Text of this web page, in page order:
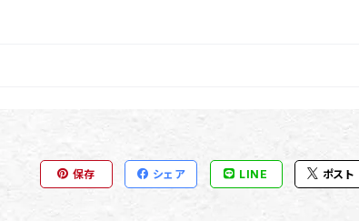
保存 シェア LINE ポスト